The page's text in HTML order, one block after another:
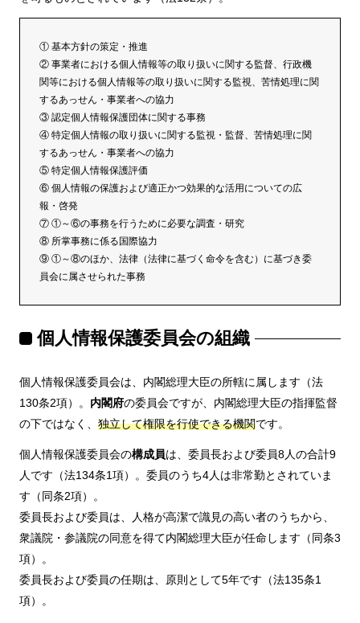
① 基本方針の策定・推進
② 事業者における個人情報等の取り扱いに関する監督、行政機
関等における個人情報等の取り扱いに関する監視、苦情処理に関
するあっせん・事業者への協力
③ 認定個人情報保護団体に関する事務
④ 特定個人情報の取り扱いに関する監視・監督、苦情処理に関
するあっせん・事業者への協力
⑤ 特定個人情報保護評価
⑥ 個人情報の保護および適正かつ効果的な活用についての広
報・啓発
⑦ ①～⑥の事務を行うために必要な調査・研究
⑧ 所掌事務に係る国際協力
⑨ ①～⑧のほか、法律（法律に基づく命令を含む）に基づき委
員会に属させられた事務
個人情報保護委員会の組織
個人情報保護委員会は、内閣総理大臣の所轄に属します（法
130条2項）。 内閣府の委員会ですが、内閣総理大臣の指揮監督
の下ではなく、 独立して権限を行使できる機関です。
個人情報保護委員会の構成員は、委員長および委員8人の合計9
人です（法134条1項）。委員のうち4人は非常勤とされていま
す（同条2項）。
委員長および委員は、人格が高潔で識見の高い者のうちから、
衆議院・参議院の同意を得て内閣総理大臣が任命します（同条3
項）。
委員長および委員の任期は、原則として5年です（法135条1
項）。